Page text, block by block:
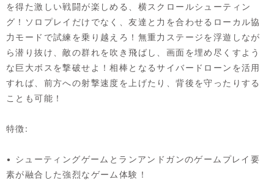
を得た激しい戦闘が楽しめる、横スクロールシューティン
グ！ソロプレイだけでなく、友達と力を合わせるローカル協
力モードで試練を乗り越えろ！無重力ステージを浮遊しなが
ら潜り抜け、敵の群れを吹き飛ばし、画面を埋め尽くすよう
な巨大ボスを撃破せよ！相棒となるサイバードローンを活用
すれば、前方への射撃速度を上げたり、背後を守ったりする
ことも可能！
特徴:
• シューティングゲームとランアンドガンのゲームプレイ要
素が融合した強烈なゲーム体験！